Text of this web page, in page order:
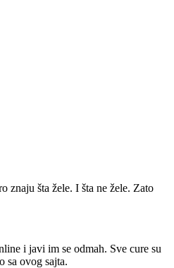
znaju šta žele. I šta ne žele. Zato
i javi im se odmah. Sve cure su
sa ovog sajta.